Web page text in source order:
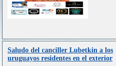
Saludo del canciller Lubetkin a los
uruguayos residentes en el exterior